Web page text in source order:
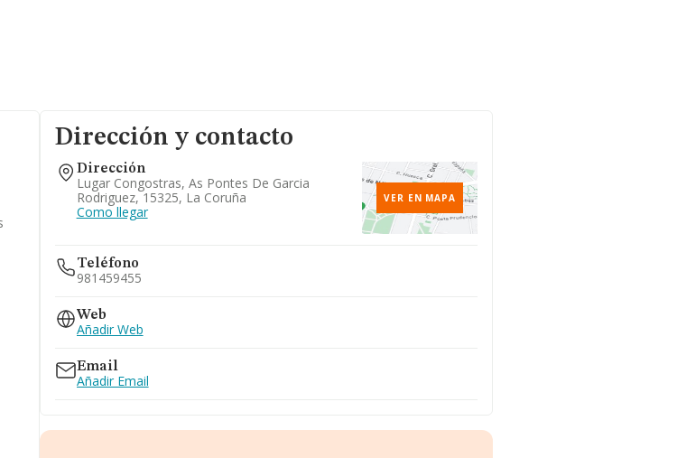
Dirección y contacto
Dirección
Lugar Congostras, As Pontes De Garcia
Rodriguez, 15325, La Coruña
Como llegar
VER EN MAPA
Teléfono
981459455
Web
Añadir Web
Email
Añadir Email